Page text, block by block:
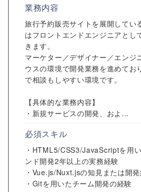
業務内容
旅行予約販売サイトを展開してい
はフロントエンドエンジニアとし
きます。
マーケター／デザイナー／エンジ
ウスの環境で開発業務を進めてお
で相談もしやすい環境です。
【具体的な業務内容】
・新規サービスの開発、およ...
必須スキル
・HTML5/CSS3/JavaScriptを用
ンド開発2年以上の実務経験
・Vue.js/Nuxt.jsの知見または開
・Gitを用いたチーム開発の経験